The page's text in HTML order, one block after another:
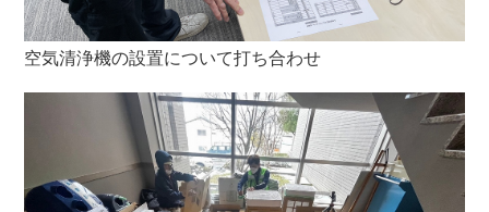
空気清浄機の設置について打ち合わせ